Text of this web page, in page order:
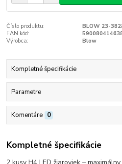
Číslo produktu:
BLOW 23-
EAN kód:
Výrobca:
Blow
Kompletné špecifikácie
Parametre
Komentáre 0
Kompletné špecifikácie